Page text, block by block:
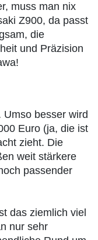
muss man nix
Z900, da passt
die
und Präzision
besser wird
Euro (ja, die ist
zieht. Die
weit stärkere
passender
das ziemlich viel
nur sehr